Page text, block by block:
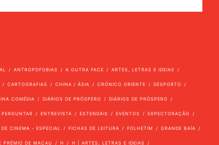
ANTROPOFOBIAS A OUTRA FACE ARTES, LETRAS E IDEIAS
CARTOGRAFIAS CHINA / ÁSIA CRÓNICO ORIENTE DESPORTO
COMÉDIA DIÁRIOS DE PRÓSPERO DIÁRIOS DE PRÓSPERO
ENTREVISTA ESTENDAIS EVENTOS EXPECTORAÇÃO
CINEMA - ESPECIAL FICHAS DE LEITURA FOLHETIM GRANDE BAÍA
PRÉMIO DE MACAU H H | ARTES, LETRAS E IDEIAS